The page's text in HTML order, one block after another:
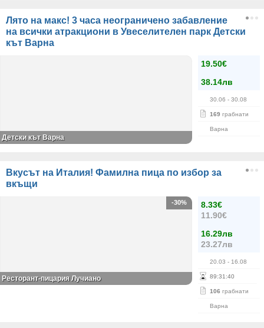
Лято на макс! 3 часа неограничено забавление
на всички атракциони в Увеселителен парк Детски
кът Варна
19.50€
38.14лв
30.06 - 30.08
169 грабнати
Варна
Детски кът Варна
Вкусът на Италия! Фамилна пица по избор за
вкъщи
8.33€
11.90€
16.29лв
23.27лв
20.03 - 16.08
89:31 :40
106 грабнати
Варна
-30%
Ресторант-пицария Лучиано